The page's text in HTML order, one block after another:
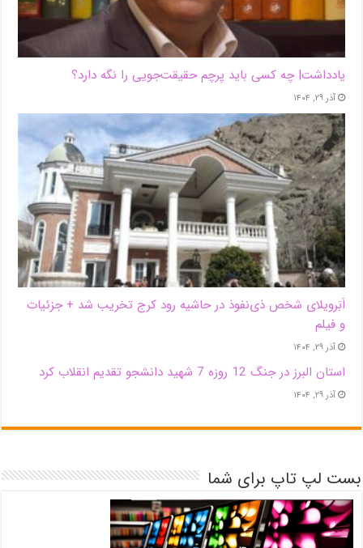
یادداشت| ‌چه کسی باید پرچم حقیقت‌جویی را نگه دارد؟
آذر ۲۹, ۱۴۰۴
اَبَر‌ویلای شخص ذی‌نفوذ در حاشیه‌ رود کرج تخریب شد + جزئیات
و فیلم
آذر ۲۹, ۱۴۰۴
استان البرز در جنگ 12 روزه 7 شهید دانشجو تقدیم انقلاب کرد
آذر ۲۹, ۱۴۰۴
بست لپ تاپ برای شما